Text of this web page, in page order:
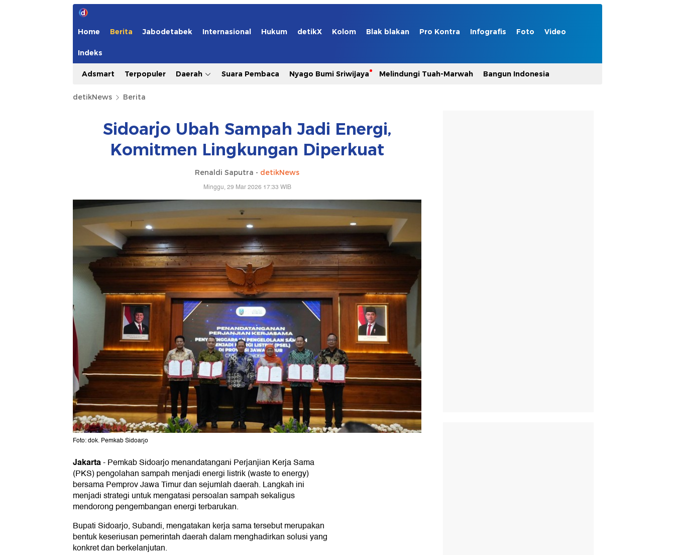
Home Berita Jabodetabek Internasional Hukum detikX Kolom Blak blakan Pro Kontra Infografis Foto Video
Indeks
Adsmart Terpopuler Daerah Suara Pembaca Nyago Bumi Sriwijaya Melindungi Tuah-Marwah Bangun Indonesia
detikNews Berita
Sidoarjo Ubah Sampah Jadi Energi,
Komitmen Lingkungan Diperkuat
Renaldi Saputra - detikNews
Minggu, 29 Mar 2026 17:33 WIB
Foto: dok. Pemkab Sidoarjo
Jakarta-Pemkab Sidoarjo menandatangani Perjanjian Kerja Sama
(PKS) pengolahan sampah menjadi energi listrik (waste to energy)
bersama Pemprov Jawa Timur dan sejumlah daerah. Langkah ini
menjadi strategi untuk mengatasi persoalan sampah sekaligus
mendorong pengembangan energi terbarukan.
Bupati Sidoarjo, Subandi, mengatakan kerja sama tersebut merupakan
bentuk keseriusan pemerintah daerah dalam menghadirkan solusi yang
konkret dan berkelanjutan.